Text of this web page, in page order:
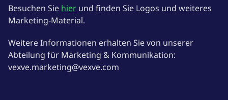
Besuchen Sie hier und finden Sie Logos und weiteres
Marketing-Material.
Weitere Informationen erhalten Sie von unserer
Abteilung für Marketing & Kommunikation:
vexve.marketing@vexve.com